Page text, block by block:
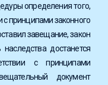
определения того,
с принципами законного
завещание, закон
достанется
с принципами
документ